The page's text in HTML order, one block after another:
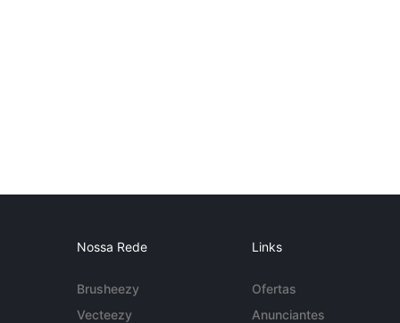
Nossa Rede
Brusheezy
Vecteezy
Links
Ofertas
Anunciantes